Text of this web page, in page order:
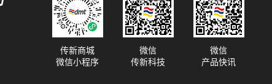
传新商城
微信小程序
微信
传新科技
微信
产品快讯